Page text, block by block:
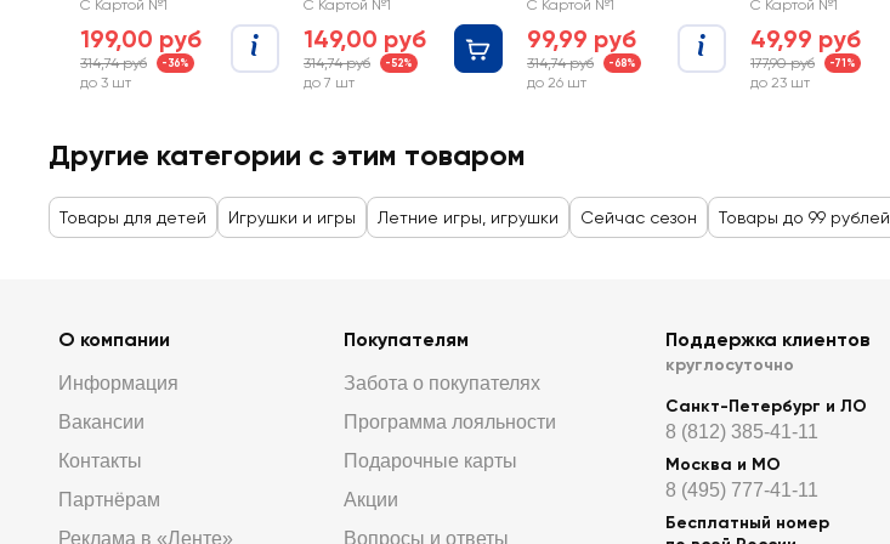
С Картой №1
199,00 руб
314,74 руб -36%
до 3 шт
С Картой №1
149,00 руб
314,74 руб -52%
до 7 шт
С Картой №1
99,99 руб
314,74 руб -68%
до 26 шт
С Картой №1
49,99 руб
177,90 руб -71%
до 23 шт
Другие категории с этим товаром
Товары для детей Игрушки и игры Летние игры, игрушки Сейчас сезон Товары до 99 рублей
О компании
Информация
Вакансии
Контакты
Партнёрам
Реклама в «Ленте»
Покупателям
Забота о покупателях
Программа лояльности
Подарочные карты
Акции
Вопросы и ответы
Поддержка клиентов
круглосуточно
Санкт-Петербург и ЛО
8 (812) 385-41-11
Москва и МО
8 (495) 777-41-11
Бесплатный номер